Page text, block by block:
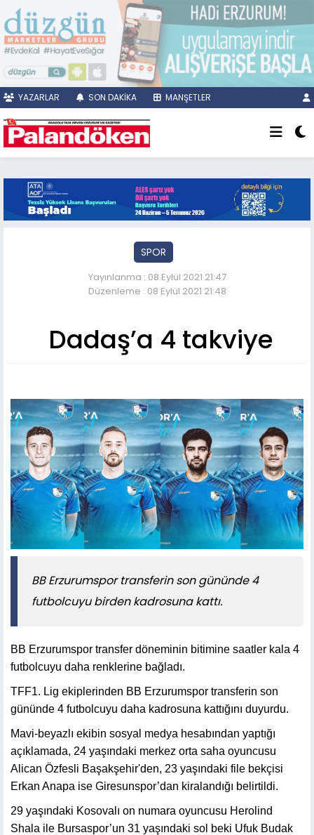
YAZARLAR SON DAKİKA MANŞETLER
SPOR
Yayınlanma : 08 Eylül 2021 21:47
Düzenleme : 08 Eylül 2021 21:48
Dadaş’a 4 takviye
BB Erzurumspor transferin son gününde 4
futbolcuyu birden kadrosuna kattı.
BB Erzurumspor transfer döneminin bitimine saatler kala 4
futbolcuyu daha renklerine bağladı.
TFF1. Lig ekiplerinden BB Erzurumspor transferin son
gününde 4 futbolcuyu daha kadrosuna kattığını duyurdu.
Mavi-beyazlı ekibin sosyal medya hesabından yaptığı
açıklamada, 24 yaşındaki merkez orta saha oyuncusu
Alican Özfesli Başakşehir'den, 23 yaşındaki file bekçisi
Erkan Anapa ise Giresunspor’dan kiralandığı belirtildi.
29 yaşındaki Kosovalı on numara oyuncusu Herolind
Shala ile Bursaspor’un 31 yaşındaki sol beki Ufuk Budak